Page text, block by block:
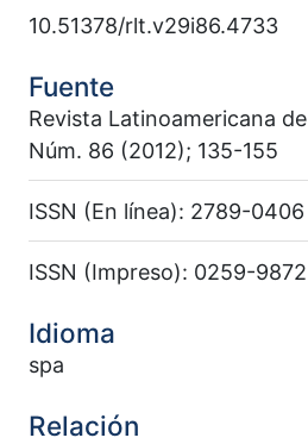
10.51378/rlt.v29i86.4733
Fuente
Revista Latinoamericana
Núm. 86 (2012); 135-155
ISSN (En línea): 2789-0406
ISSN (Impreso): 0259-9872
Idioma
spa
Relación